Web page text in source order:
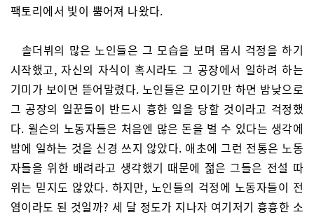
팩토리에서 빛이 뿜어져 나왔다.
솔더뷔의 많은 노인들은 그 모습을 보며 몹시 걱정을 하기
시작했고, 자신의 자식이 혹시라도 그 공장에서 일하려 하는
기미가 보이면 뜯어말렸다. 노인들은 모이기만 하면 밤낮으로
그 공장의 일꾼들이 반드시 흉한 일을 당할 것이라고 걱정했
다. 윌슨의 노동자들은 처음엔 많은 돈을 벌 수 있다는 생각에
밤에 일하는 것을 신경 쓰지 않았다. 애초에 그런 전통은 노동
자들을 위한 배려라고 생각했기 때문에 젊은 그들은 전설 따
위는 믿지도 않았다. 하지만, 노인들의 걱정에 노동자들이 전
염이라도 된 것일까? 세 달 정도가 지나자 여기저기 흉흉한 소